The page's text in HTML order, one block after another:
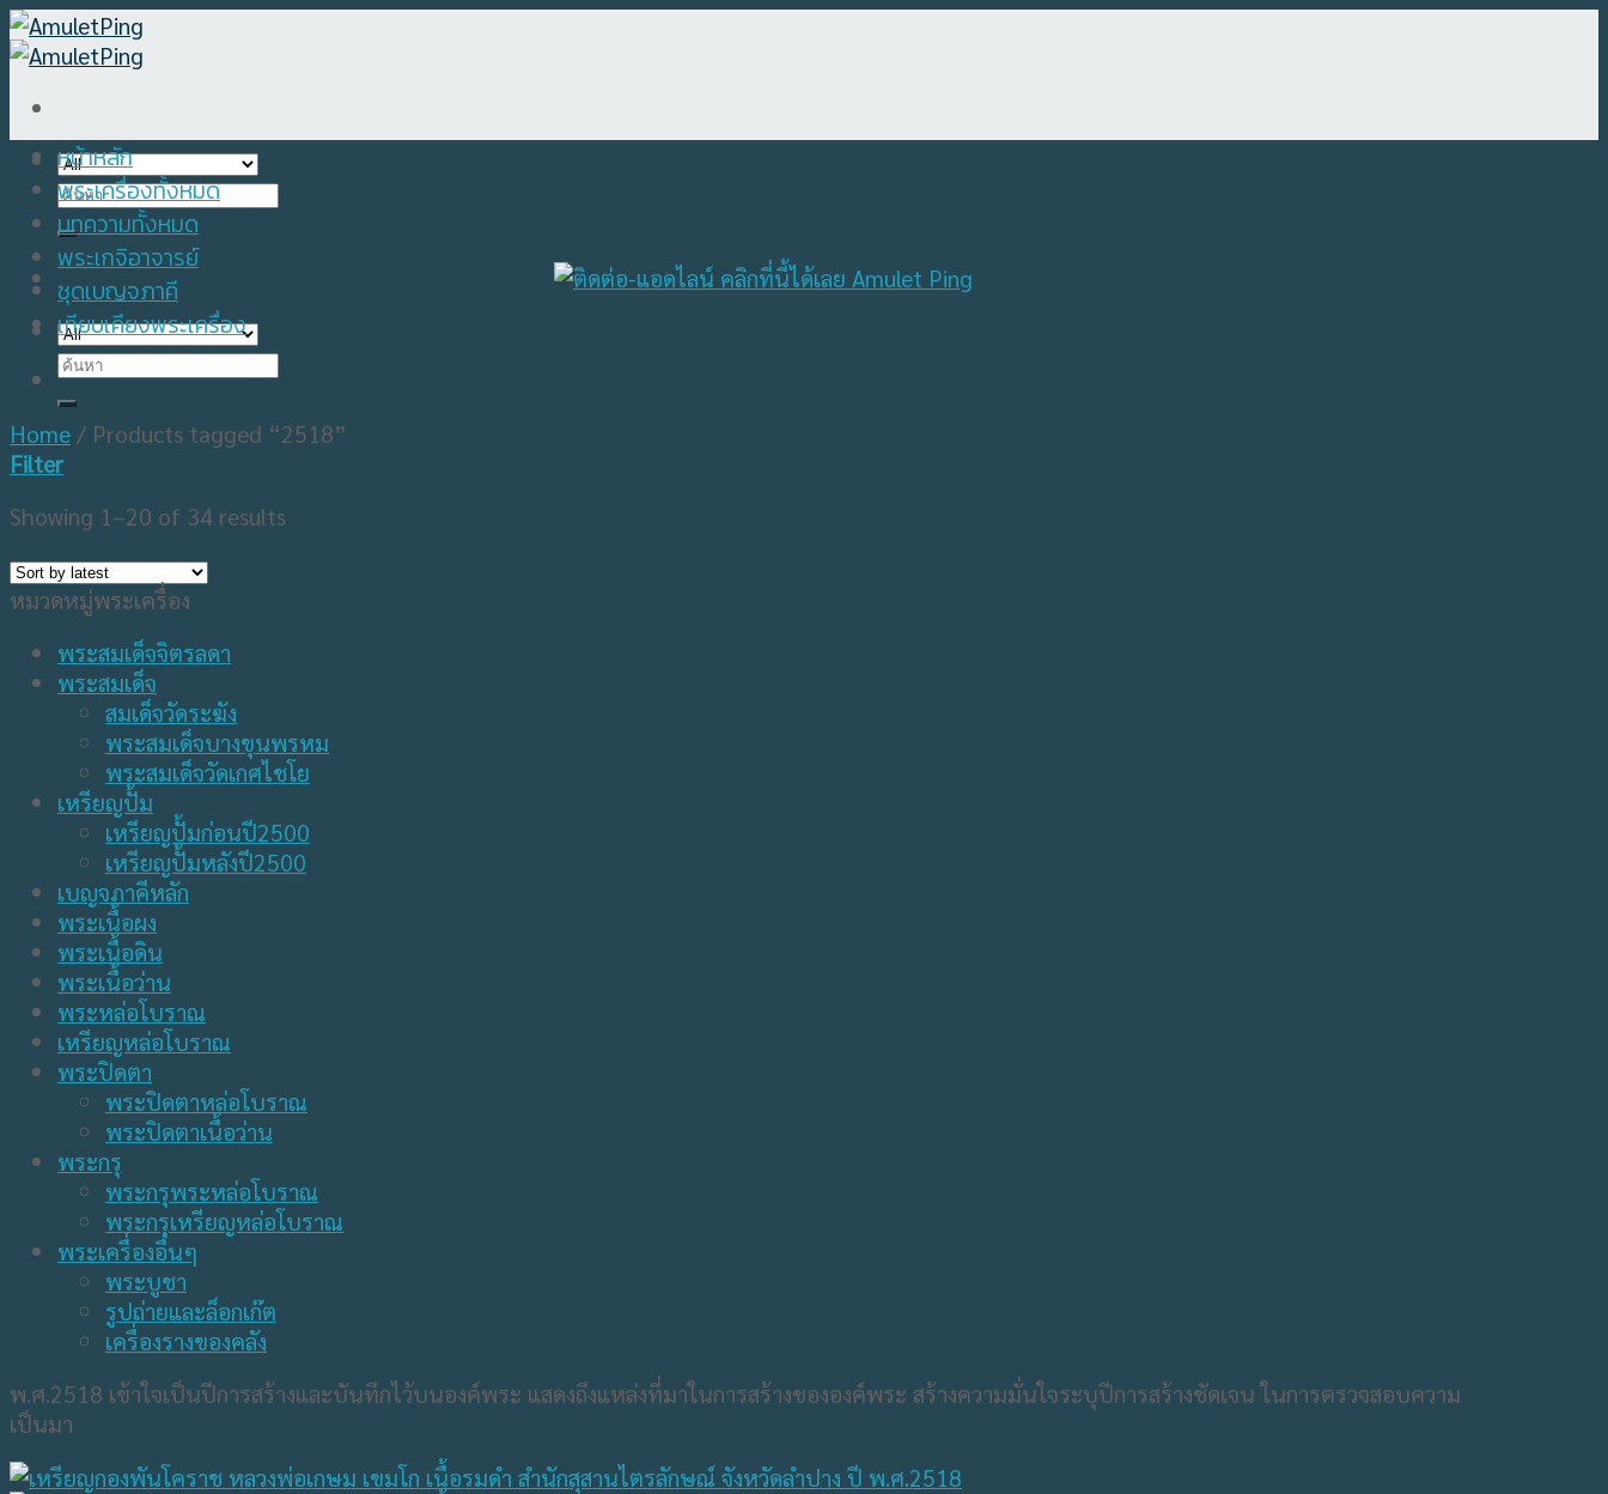
Skip
to
Search
for:
Search
หน้าหลัก
พระเครื่องทั้งหมด
บทความทั้งหมด
พระเกจิอาจารย์
ชุดเบญจภาคี
เทียบเคียงพระเครื่อง
Home / Products tagged “2518”
Filter
Showing 1–20 of 34 results
หมวดหมู่พระเครื่อง
พระสมเด็จจิตรลดา
พระสมเด็จ
สมเด็จวัดระฆัง
พระสมเด็จบางขุนพรหม
พระสมเด็จวัดเกศไชโย
เหรียญปั้ม
เหรียญปั้มก่อนปี2500
เหรียญปั้มหลังปี2500
เบญจภาคีหลัก
พระเนื้อผง
พระเนื้อดิน
พระเนื้อว่าน
พระหล่อโบราณ
เหรียญหล่อโบราณ
พระปิดตา
พระปิดตาหล่อโบราณ
พระปิดตาเนื้อว่าน
พระกรุ
พระกรุพระหล่อโบราณ
พระกรุเหรียญหล่อโบราณ
พระเครื่องอื่นๆ
พระบูชา
รูปถ่ายและล็อกเก๊ต
เครื่องรางของคลัง
พ.ศ.2518 เข้าใจเป็นปีการสร้างและบันทึกไว้บนองค์พระ แสดงถึงแหล่งที่มาในการสร้างขององค์พระ สร้างความมั่นใจระบุปีการสร้างชัดเจน ในการตรวจสอบความ
เป็นมา